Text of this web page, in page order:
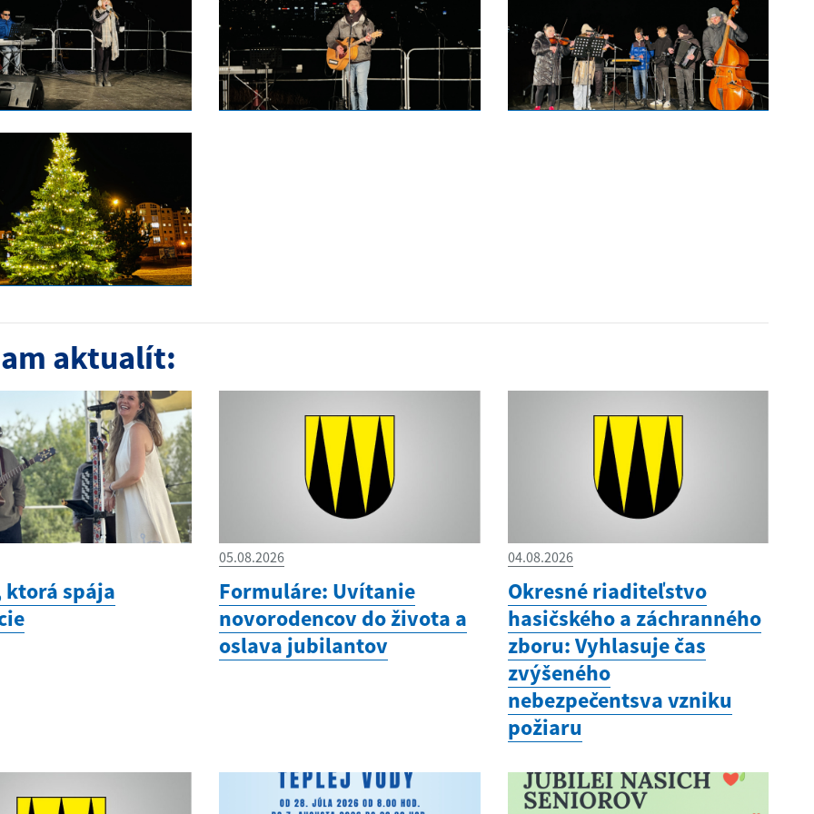
aktualít:
ktorá spája
05.08.2026
Formuláre: Uvítanie
novorodencov do života a
oslava jubilantov
04.08.2026
Okresné riaditeľstvo
hasičského a záchranného
zboru: Vyhlasuje čas
zvýšeného
nebezpečentsva vzniku
požiaru